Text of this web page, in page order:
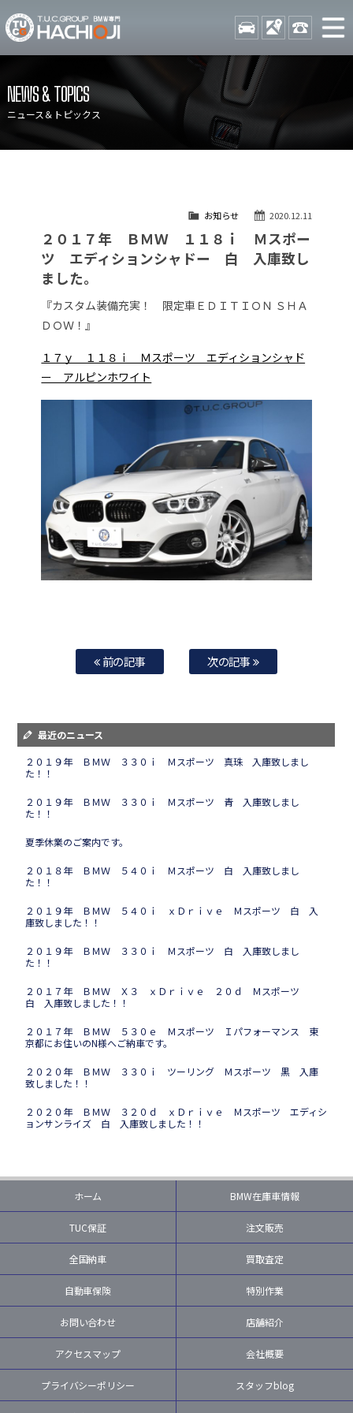
TUCグループ BMW専門 八
STOCK ACCESS 042-
在庫リスト
目玉車両一覧
店舗紹介
保証＆サービス
アクセスマップ
自動車保険
TUCとは？
リクルート
納車blog
会社概要
NEWS & TOPICS
ニュース＆トピックス
2020.12.11
お知らせ
２０１７年 ＢＭＷ １１８ｉ Ｍスポー
ツ エディションシャドー 白 入庫致し
ました。
『カスタム装備充実！ 限定車ＥＤＩＴＩＯＮ ＳＨＡ
ＤＯＷ！』
１７ｙ １１８ｉ Ｍスポーツ エディションシャド
ー アルピンホワイト
前の記事 次の記事
最近のニュース
２０１９年 ＢＭＷ ３３０ｉ Ｍスポーツ 真珠 入庫致しまし
た！！
２０１９年 ＢＭＷ ３３０ｉ Ｍスポーツ 青 入庫致しまし
た！！
夏季休業のご案内です。
２０１８年 ＢＭＷ ５４０ｉ Ｍスポーツ 白 入庫致しまし
た！！
２０１９年 ＢＭＷ ５４０ｉ ｘＤｒｉｖｅ Ｍスポーツ 白 入
庫致しました！！
２０１９年 ＢＭＷ ３３０ｉ Ｍスポーツ 白 入庫致しまし
た！！
２０１７年 ＢＭＷ Ｘ３ ｘＤｒｉｖｅ ２０ｄ Ｍスポーツ
白 入庫致しました！！
２０１７年 ＢＭＷ ５３０ｅ Ｍスポーツ Ｉパフォーマンス 東
京都にお住いのN様へご納車です。
２０２０年 ＢＭＷ ３３０ｉ ツーリング Ｍスポーツ 黒 入庫
致しました！！
２０２０年 ＢＭＷ ３２０ｄ ｘＤｒｉｖｅ Ｍスポーツ エディシ
ョンサンライズ 白 入庫致しました！！
ホーム BMW在庫車情報
TUC保証 注文販売
全国納車 買取査定
自動車保険 特別作業
お問い合わせ 店舗紹介
アクセスマップ 会社概要
プライバシーポリシー スタッフblog